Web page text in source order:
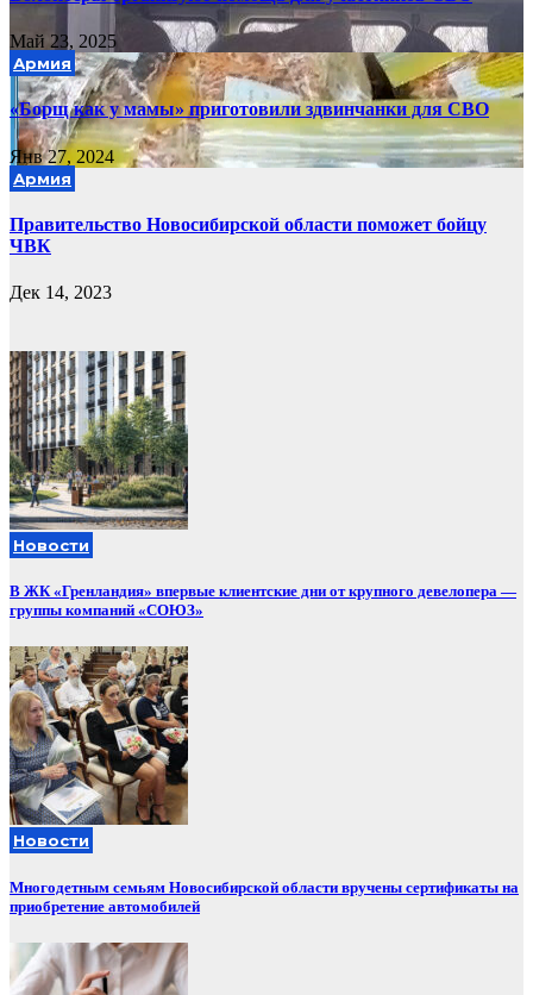
Май 23, 2025
Армия
«Борщ как у мамы» приготовили здвинчанки для СВО
Янв 27, 2024
Армия
Правительство Новосибирской области поможет бойцу
ЧВК
Дек 14, 2023
Новости
В ЖК «Гренландия» впервые клиентские дни от крупного девелопера —
группы компаний «СОЮЗ»
Новости
Многодетным семьям Новосибирской области вручены сертификаты на
приобретение автомобилей